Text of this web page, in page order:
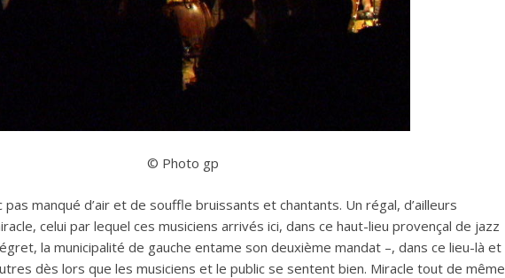
© Photo gp
pas manqué d’air et de souffle bruissants et chantants. Un régal, d’ailleurs
celui par lequel ces musiciens arrivés ici, dans ce haut-lieu provençal de jazz
la municipalité de gauche entame son deuxième mandat –, dans ce lieu-là et
dès lors que les musiciens et le public se sentent bien. Miracle tout de même